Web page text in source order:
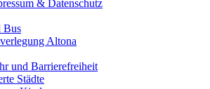
& Datenschutz
Bus
Altona
und Barrierefreiheit
Städte